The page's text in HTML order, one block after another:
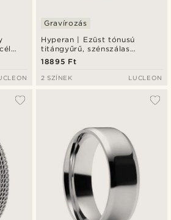
Hyperan | Ezüst tónusú
titángyűrű, szénszálas
berakással - 8 mm
Gravírozás
18895 Ft
2 SZÍNEK LUCLEON